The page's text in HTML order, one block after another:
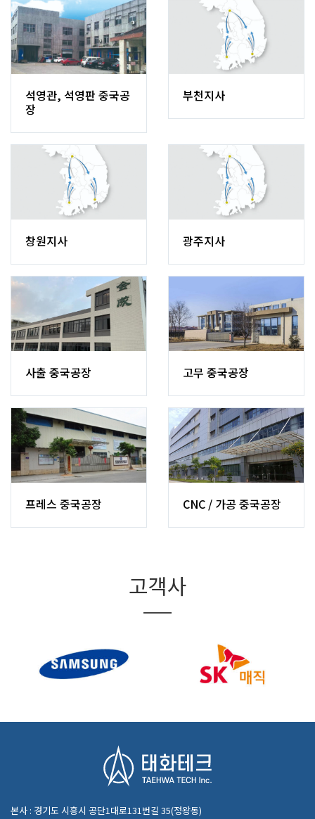
석영관,석영판중국공
장
부천지사
창원지사 광주지사
사출중국공장 고무중국공장
프레스중국공장 CNC/가공중국공장
고객사
본사:경기도시흥시공단1대로131번길35(정왕동)